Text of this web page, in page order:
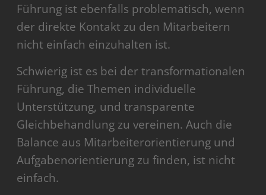
Führung ist ebenfalls problematisch, wenn
der direkte Kontakt zu den Mitarbeitern
nicht einfach einzuhalten ist.
Schwierig ist es bei der transformationalen
Führung, die Themen individuelle
Unterstützung, und transparente
Gleichbehandlung zu vereinen. Auch die
Balance aus Mitarbeiterorientierung und
Aufgabenorientierung zu finden, ist nicht
einfach.